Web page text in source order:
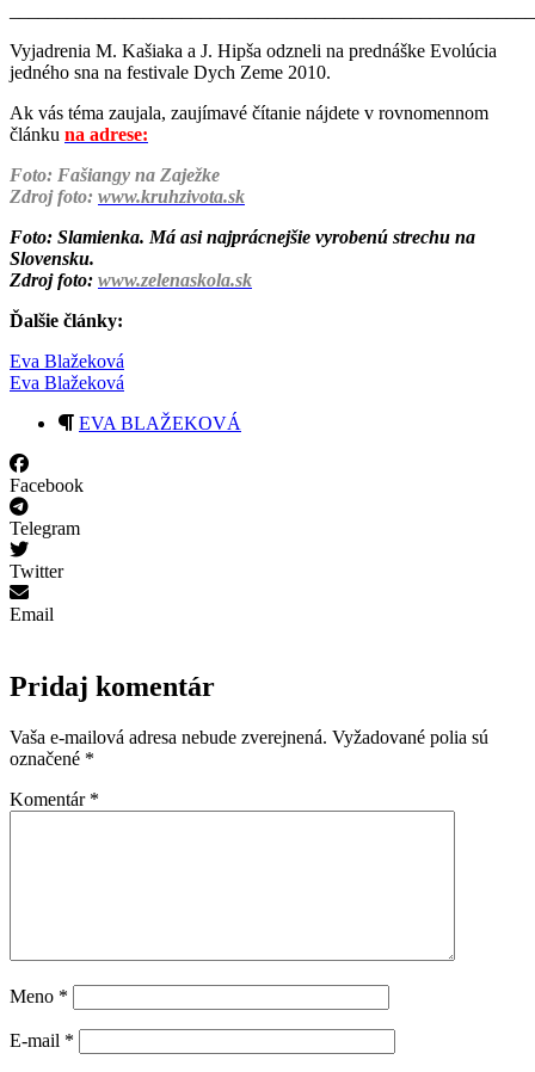
Vyjadrenia M. Kašiaka a J. Hipša odzneli na prednáške Evolúcia
jedného sna na festivale Dych Zeme 2010.
Ak vás téma zaujala, zaujímavé čítanie nájdete v rovnomennom
článku na adrese:
Foto: Fašiangy na Zaježke
Zdroj foto: www.kruhzivota.sk
Foto: Slamienka. Má asi najprácnejšie vyrobenú strechu na
Slovensku.
Zdroj foto: www.zelenaskola.sk
Ďalšie články:
Eva Blažeková
Eva Blažeková
EVA BLAŽEKOVÁ
Facebook
Telegram
Twitter
Email
Pridaj komentár
Vaša e-mailová adresa nebude zverejnená. Vyžadované polia sú
označené *
Komentár *
Meno *
E-mail *